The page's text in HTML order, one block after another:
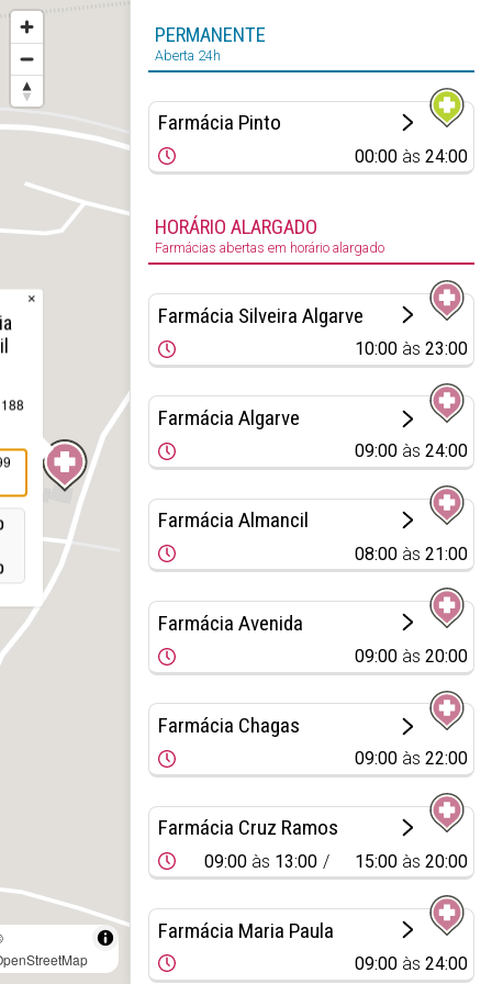
×
PERMANENTE
Aberta 24h
Farmácia Pinto
00:00 às24:00
HORÁRIO ALARGADO
Farmácias abertas em horário alargado
Farmácia Silveira Algarve
10:00 às23:00
Farmácia Algarve
09:00 às24:00
Farmácia Almancil
08:00 às21:00
Farmácia Avenida
09:00 às20:00
Farmácia Chagas
09:00 às22:00
Farmácia Cruz Ramos
09:00 às 13:00 15:00 às20:00
Farmácia Maria Paula
09:00 às24:00